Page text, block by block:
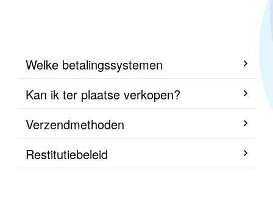
Welke betalingssystemen
Kan ik ter plaatse verkopen?
Verzendmethoden
Restitutiebeleid